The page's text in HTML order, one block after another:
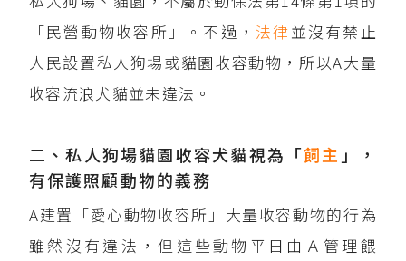
「民營動物收容所」。不過，法律並沒有禁止
人民設置私人狗場或貓園收容動物，所以A大量
收容流浪犬貓並未違法。
二、私人狗場貓園收容犬貓視為「飼主 」，
有保護照顧動物的義務
A建置「愛心動物收容所」大量收容動物的行為
雖然沒有違法，但這些動物平日由Ａ管理餵